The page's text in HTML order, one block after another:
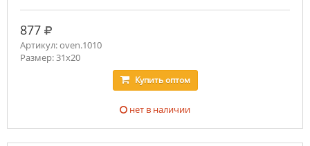
877 руб.
Артикул: oven.1010
Размер: 31х20
Купитьоптом
нет в наличии